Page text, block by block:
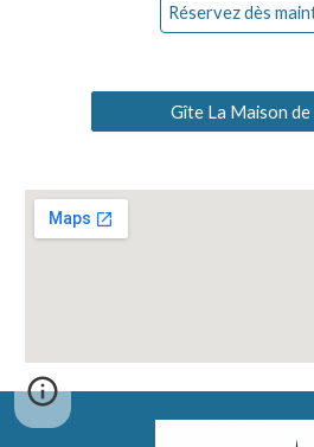
Réservez dès
Gîte La Maison